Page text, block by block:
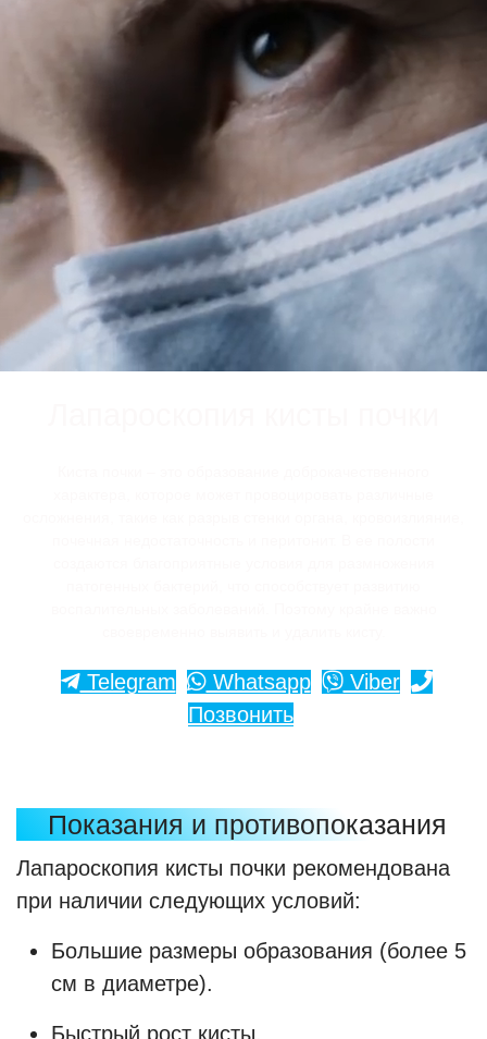
Telegram Whatsapp
Viber
Позвонить
Показания и противопоказания
Лапароскопия кисты почки рекомендована
при наличии следующих условий:
Большие размеры образования (более 5
см в диаметре).
Быстрый рост кисты.